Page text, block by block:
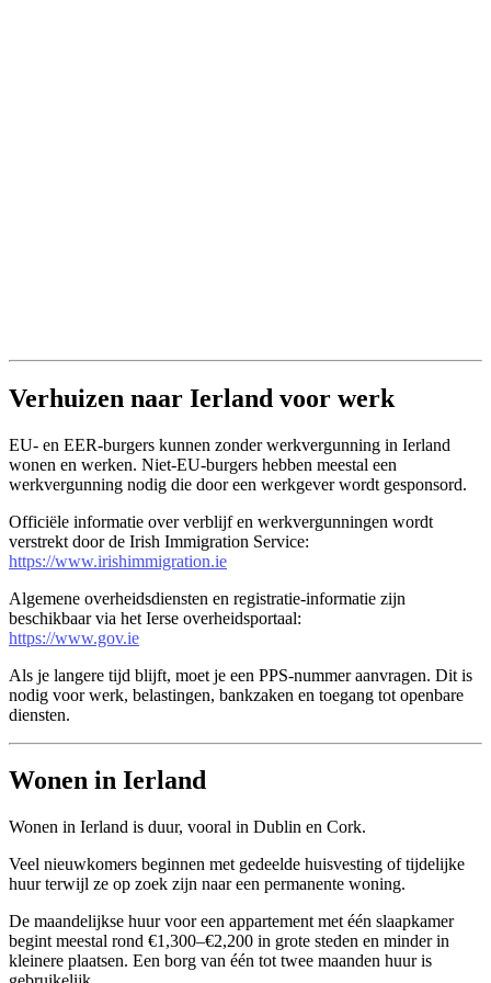
Verhuizen naar Ierland voor werk
EU- en EER-burgers kunnen zonder werkvergunning in Ierland
wonen en werken. Niet-EU-burgers hebben meestal een
werkvergunning nodig die door een werkgever wordt gesponsord.
Officiële informatie over verblijf en werkvergunningen wordt
verstrekt door de Irish Immigration Service:
https://www.irishimmigration.ie
Algemene overheidsdiensten en registratie-informatie zijn
beschikbaar via het Ierse overheidsportaal:
https://www.gov.ie
Als je langere tijd blijft, moet je een PPS-nummer aanvragen. Dit is
nodig voor werk, belastingen, bankzaken en toegang tot openbare
diensten.
Wonen in Ierland
Wonen in Ierland is duur, vooral in Dublin en Cork.
Veel nieuwkomers beginnen met gedeelde huisvesting of tijdelijke
huur terwijl ze op zoek zijn naar een permanente woning.
De maandelijkse huur voor een appartement met één slaapkamer
begint meestal rond €1,300–€2,200 in grote steden en minder in
kleinere plaatsen. Een borg van één tot twee maanden huur is